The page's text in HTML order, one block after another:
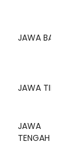
JAWA BARAT
JAWA TIMUR
JAWA
TENGAH